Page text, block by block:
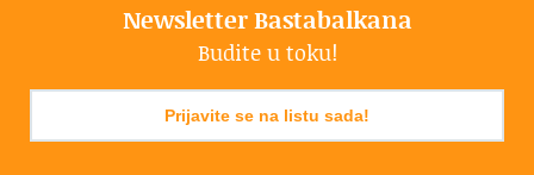
Newsletter Bastabalkana
Budite u toku!
Prijavite se na listu sada!